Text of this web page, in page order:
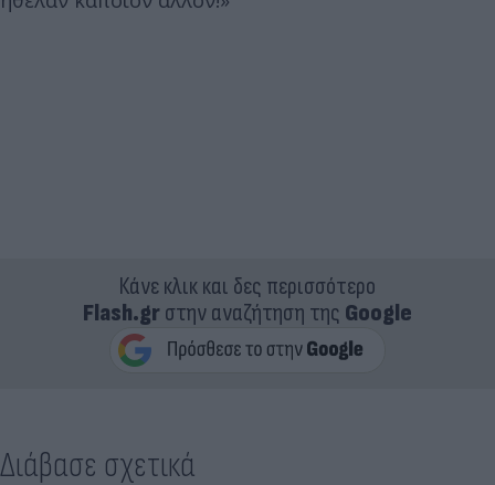
Κάνε κλικ και δες περισσότερο
Flash.grστην αναζήτηση της Google
Διάβασε σχετικά